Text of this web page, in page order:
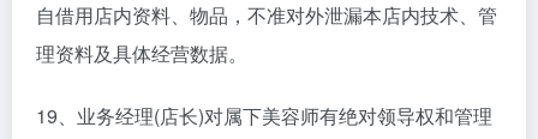
自借用店内资料、物品，不准对外泄漏本店内技术、管
理资料及具体经营数据。
19、业务经理(店长)对属下美容师有绝对领导权和管理